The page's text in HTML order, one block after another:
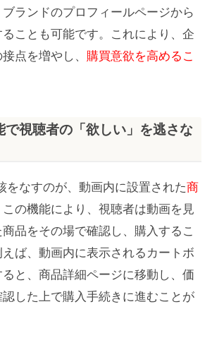
ランドのプロフィールページから
ことも可能です。これにより、企
点を増やし、 購買意欲を高めるこ
で視聴者の「欲しい」を逃さな
をなすのが、動画内に設置された商
この機能により、視聴者は動画を見
品をその場で確認し、購入するこ
ば、動画内に表示されるカートボ
と、商品詳細ページに移動し、価
した上で購入手続きに進むことが